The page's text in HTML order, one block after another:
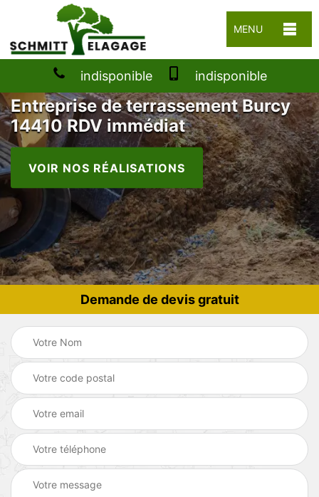
MENU
indisponible indisponible
Entreprise de terrassement Burcy
14410 RDV immédiat
VOIR NOS RÉALISATIONS
Demande de devis gratuit